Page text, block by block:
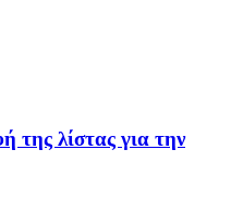
της λίστας για την